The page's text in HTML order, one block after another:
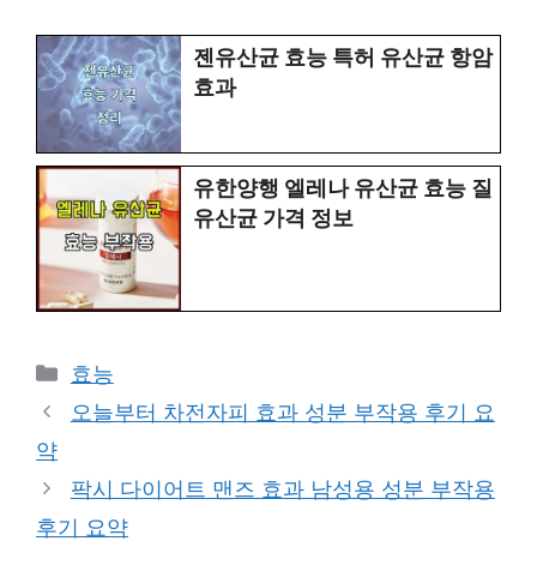
젠유산균 효능 특허 유산균 항암
효과
유한양행 엘레나 유산균 효능 질
유산균 가격 정보
Categories
효능
오늘부터 차전자피 효과 성분 부작용 후기 요
약
팍시 다이어트 맨즈 효과 남성용 성분 부작용
후기 요약